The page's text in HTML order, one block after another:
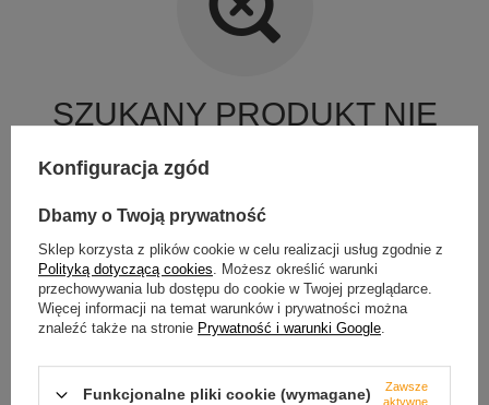
SZUKANY PRODUKT NIE
ZOSTAŁ ZNALEZIONY.
wyszukiwarki zaawansowanej
SZUKASZ PRODUKTU,
KTÓREGO NIE MAMY W
OFERCIE?
Jeśli nie znalazłeś w naszej ofercie produktu, a chciałbyś kupić go
w naszym sklepie, możesz skorzystać ze specjalnego formularza i
Konfiguracja zgód
Dbamy o Twoją prywatność
Sklep korzysta z plików cookie w celu realizacji usług zgodnie z
Polityką dotyczącą cookies. Możesz określić warunki
przechowywania lub dostępu do cookie w Twojej przeglądarce.
Więcej informacji na temat warunków i prywatności można
znaleźć także na stronie Prywatność i warunki Google.
Funkcjonalne pliki cookie (wymagane)
Zawsze
aktywne